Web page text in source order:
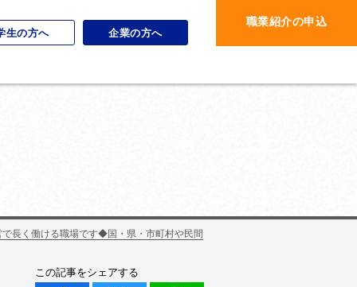
生の方へ 企業の方へ
職業紹介の申込
長く働ける職場です◆国・県・市町村や民間
この記事をシェアする